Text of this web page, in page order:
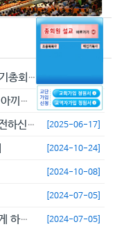
예수교대한하나님의성회 제75차 정기총회에서 정동수 목사를 이단으로 결의... [2026-05-29]
교단 제75차 정기총회 개최 "세월을 아끼라 때가 악하니라"(엡 5:16... [2026-05-23]
교단 제74차 정기총회 ‘하나님의 온전하신 뜻을 분별하자’ [2025-06-17]
[2024-10-24]
[2024-10-08]
[2024-07-05]
교단 제73차 정기총회 ‘마음을 강하게 하고 극히 담대히 하라’ [2024-07-05]